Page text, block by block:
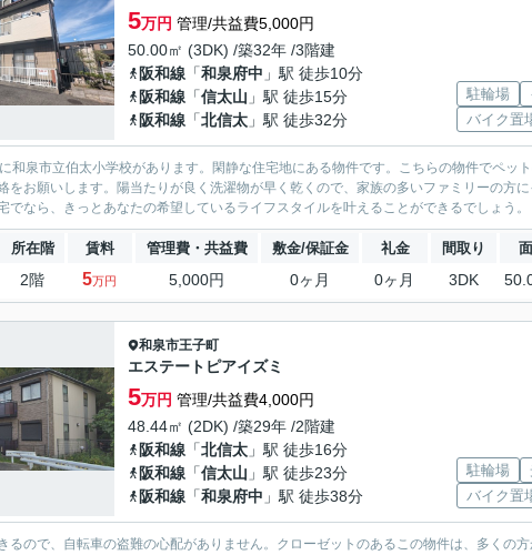
5万円 管理/共益費5,000円
50.00㎡ (3DK) /築32年 /3階建
阪和線 「和泉府中 」駅 徒歩10分
阪和線 「信太山 」駅 徒歩15分
阪和線 「北信太 」駅 徒歩32分
駐輪場
バイク置
和泉市立伯太小学校があります。閑静な住宅地にある物件です。こちらの物件でペッ
をお願いします。陽当たりが良く洗濯物が早く乾くので、家族の多いファミリーの方
でなら、きっとあなたの希望しているライフスタイルを叶えることができるでしょう。
所在階 賃料 管理費・共益費 敷金/保証金 礼金 間取り
2階 5万円 5,000円 0ヶ月 0ヶ月 3DK
和泉市王子町
エステートピアイズミ
5万円 管理/共益費4,000円
48.44㎡ (2DK) /築29年 /2階建
阪和線 「北信太 」駅 徒歩16分
阪和線 「信太山 」駅 徒歩23分
阪和線 「和泉府中 」駅 徒歩38分
駐輪場
バイク置
るので、自転車の盗難の心配がありません。クローゼットのあるこの物件は、多くの